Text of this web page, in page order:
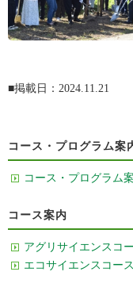
■掲載日：2024.11.21
コース・プログラム案
コース・プログラム
コース案内
アグリサイエンスコ
エコサイエンスコース